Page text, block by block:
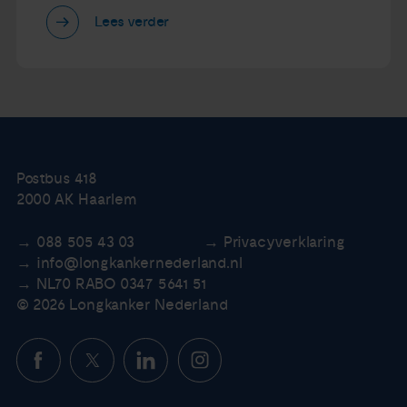
Lees verder
Postbus 418
2000 AK Haarlem
088 505 43 03
Privacyverklaring
info@longkankernederland.nl
NL70 RABO 0347 5641 51
© 2026 Longkanker Nederland